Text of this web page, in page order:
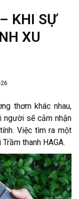
KHI SỰ
XU
thơm khác nhau,
người sẽ cảm nhận
Việc tìm ra một
thanh HAGA.